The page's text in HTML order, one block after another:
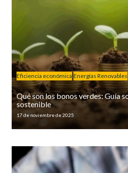
Eficiencia económica Energías Renovables
Qué son los bonos verdes: Guía
sostenible
17 de noviembre de 2025